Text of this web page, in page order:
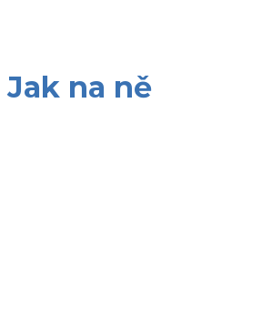
Jak na ně